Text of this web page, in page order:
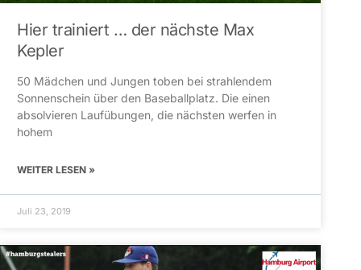
Hier trainiert … der nächste Max
Kepler
50 Mädchen und Jungen toben bei strahlendem
Sonnenschein über den Baseballplatz. Die einen
absolvieren Laufübungen, die nächsten werfen in
hohem
WEITER LESEN »
Juli 23, 2019